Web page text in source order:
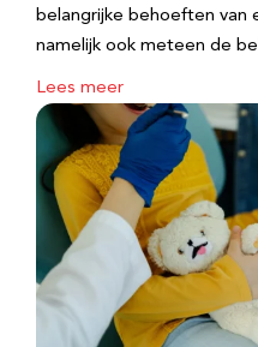
belangrijke behoeften van
namelijk ook meteen de
Lees meer